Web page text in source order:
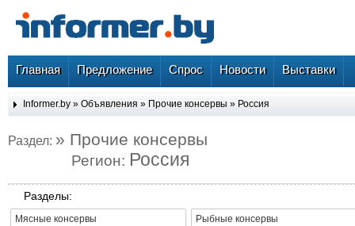
Главная Предложение Спрос Новости Выставки
Informer.by » Объявления » Прочие консервы » Россия
Раздел: » Прочие консервы
Регион: Россия
Разделы:
Мясные консервы Рыбные консервы